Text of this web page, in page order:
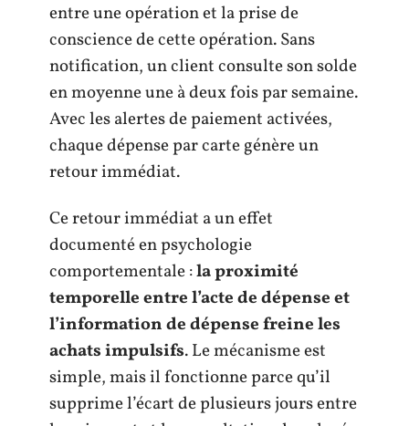
entre une opération et la prise de
conscience de cette opération. Sans
notification, un client consulte son solde
en moyenne une à deux fois par semaine.
Avec les alertes de paiement activées,
chaque dépense par carte génère un
retour immédiat.
Ce retour immédiat a un effet
documenté en psychologie
comportementale :la proximité
temporelle entre l’acte de dépense et
l’information de dépense freine les
achats impulsifs. Le mécanisme est
simple, mais il fonctionne parce qu’il
supprime l’écart de plusieurs jours entre